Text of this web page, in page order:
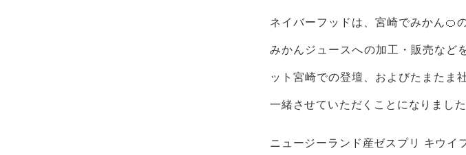
ネイバーフッドは、宮崎でみかん🍊
みかんジュースへの加工・販売など
ット宮崎での登壇、およびたまたま
一緒させていただくことになりました
ニュージーランド産ゼスプリ キウイ